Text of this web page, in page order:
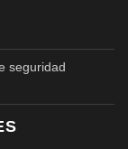
seguridad